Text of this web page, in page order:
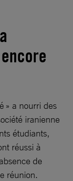
» a nourri des
iranienne
étudiants,
réussi à
de
réunion.